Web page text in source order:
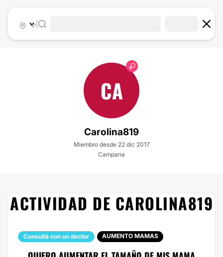
|
CA
Carolina819
Miembro desde 22 dic 2017
Campana
ACTIVIDAD DE CAROLINA819
Consultá con un doctor AUMENTO MAMAS